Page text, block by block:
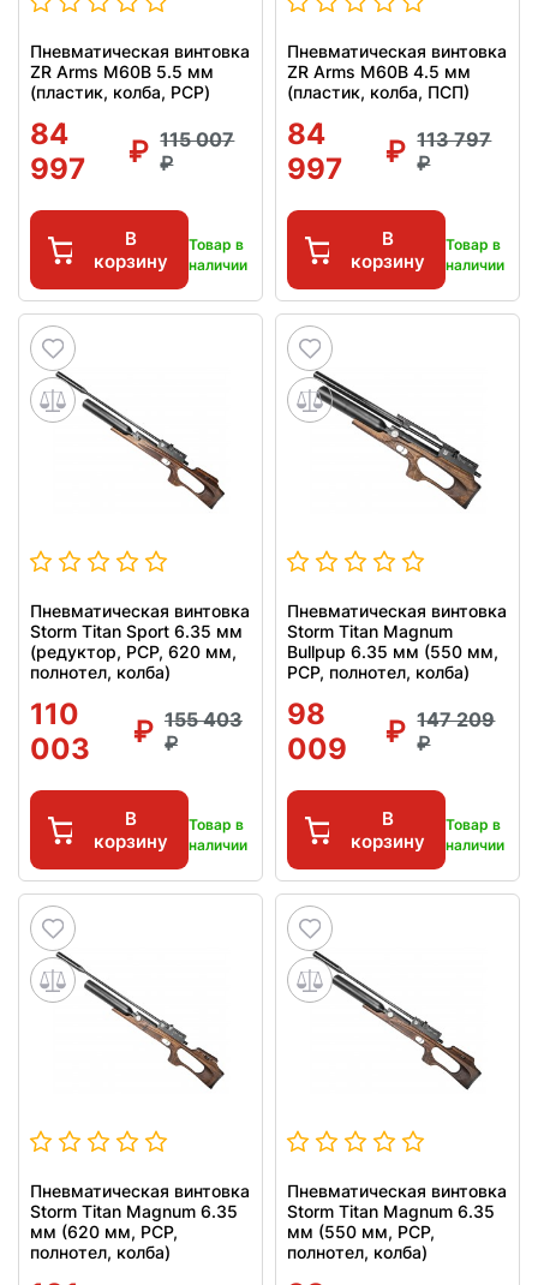
Пневматическая винтовка
ZR Arms M60B 5.5 мм
(пластик, колба, PCP)
84
997
115 007
В
корзину
Товар в
наличии
Пневматическая винтовка
ZR Arms M60B 4.5 мм
(пластик, колба, ПСП)
84
997
113 797
В
корзину
Товар в
наличии
Пневматическая винтовка
Storm Titan Sport 6.35 мм
(редуктор, РСР, 620 мм,
полнотел, колба)
110
003
155 403
В
корзину
Товар в
наличии
Пневматическая винтовка
Storm Titan Magnum
Bullpup 6.35 мм (550 мм,
PCP, полнотел, колба)
98
009
147 209
В
корзину
Товар в
наличии
Пневматическая винтовка
Storm Titan Magnum 6.35
мм (620 мм, PCP,
полнотел, колба)
Пневматическая винтовка
Storm Titan Magnum 6.35
мм (550 мм, PCP,
полнотел, колба)